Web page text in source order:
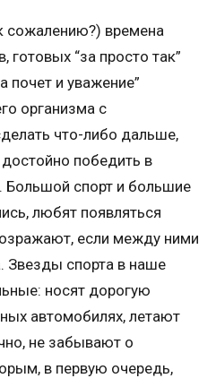
сожалению?) времена
готовых “за просто так”
почет и уважение”
организма с
что-либо дальше,
победить в
Большой спорт и большие
любят появляться
если между ними
Звезды спорта в наше
носят дорогую
автомобилях, летают
не забывают о
в первую очередь,